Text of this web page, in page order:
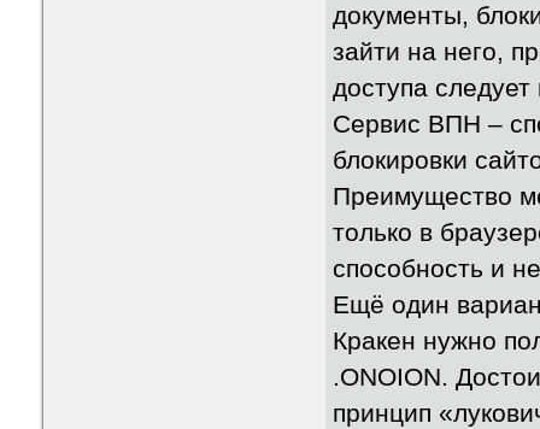
документы,
зайти на него,
доступа
Сервис ВПН –
блокировки
Преимущество
только в
способность и
Ещё один
Кракен нужно
.ONOION.
принцип